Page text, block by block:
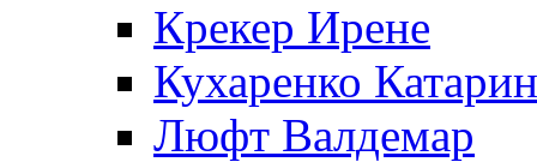
Крекер Ирене
Кухаренко
Люфт Валдемaр